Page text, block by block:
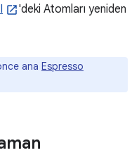
'deki Atomları yeniden
ana Espresso